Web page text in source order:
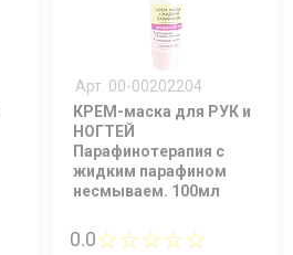
Арт. 00-00202204
КРЕМ-маска для РУК и
НОГТЕЙ
Парафинотерапия с
жидким парафином
несмываем. 100мл
0.0☆☆☆☆☆